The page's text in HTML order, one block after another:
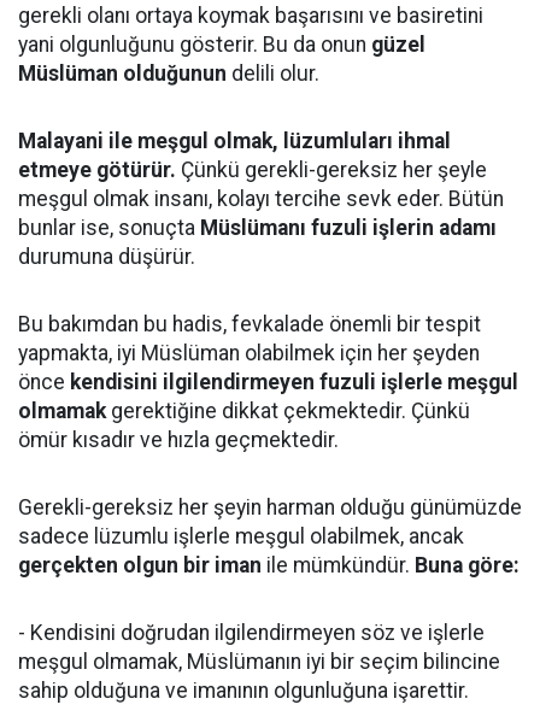
gerekli olanı ortaya koymak başarısını ve basiretini
yani olgunluğunu gösterir. Bu da onun güzel
Müslüman olduğunun delili olur.
Malayani ile meşgul olmak, lüzumluları ihmal
etmeye götürür. Çünkü gerekli-gereksiz her şeyle
meşgul olmak insanı, kolayı tercihe sevk eder. Bütün
bunlar ise, sonuçta Müslümanı fuzuli işlerin adamı
durumuna düşürür.
Bu bakımdan bu hadis, fevkalade önemli bir tespit
yapmakta, iyi Müslüman olabilmek için her şeyden
önce kendisini ilgilendirmeyen fuzuli işlerle meşgul
olmamakgerektiğine dikkat çekmektedir. Çünkü
ömür kısadır ve hızla geçmektedir.
Gerekli-gereksiz her şeyin harman olduğu günümüzde
sadece lüzumlu işlerle meşgul olabilmek, ancak
gerçekten olgun bir iman ile mümkündür. Buna göre:
- Kendisini doğrudan ilgilendirmeyen söz ve işlerle
meşgul olmamak, Müslümanın iyi bir seçim bilincine
sahip olduğuna ve imanının olgunluğuna işarettir.